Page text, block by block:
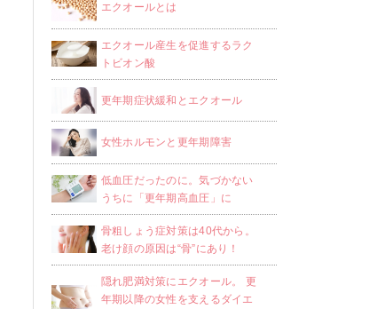
エクオールとは
エクオール産生を促進するラク
トビオン酸
更年期症状緩和とエクオール
女性ホルモンと更年期障害
低血圧だったのに。気づかない
うちに「更年期高血圧」に
骨粗しょう症対策は40代から。
老け顔の原因は“骨”にあり！
隠れ肥満対策にエクオール。 更
年期以降の女性を支えるダイエ